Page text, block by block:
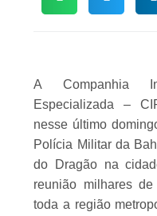
A Companhia
Especializada –
nesse último
Polícia Militar da
do Dragão na
reunião milhares
toda a região